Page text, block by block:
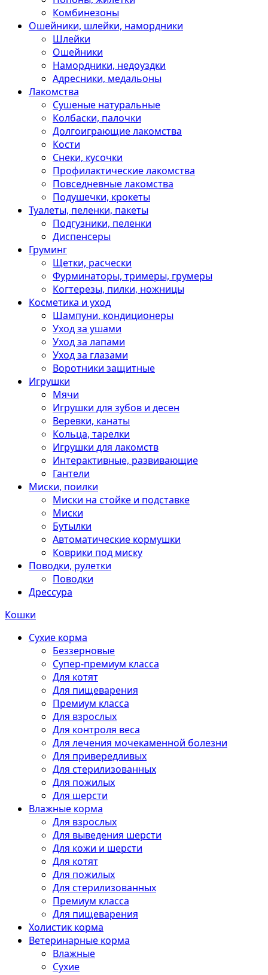
Комбинезоны
Ошейники, шлейки, намордники
Шлейки
Ошейники
Намордники, недоуздки
Адресники, медальоны
Лакомства
Сушеные натуральные
Колбаски, палочки
Долгоиграющие лакомства
Кости
Снеки, кусочки
Профилактические лакомства
Повседневные лакомства
Подушечки, крокеты
Туалеты, пеленки, пакеты
Подгузники, пеленки
Диспенсеры
Груминг
Щетки, расчески
Фурминаторы, тримеры, грумеры
Когтерезы, пилки, ножницы
Косметика и уход
Шампуни, кондиционеры
Уход за ушами
Уход за лапами
Уход за глазами
Воротники защитные
Игрушки
Мячи
Игрушки для зубов и десен
Веревки, канаты
Кольца, тарелки
Игрушки для лакомств
Интерактивные, развивающие
Гантели
Миски, поилки
Миски на стойке и подставке
Миски
Бутылки
Автоматические кормушки
Коврики под миску
Поводки, рулетки
Поводки
Дрессура
Кошки
Сухие корма
Беззерновые
Супер-премиум класса
Для котят
Для пищеварения
Премиум класса
Для взрослых
Для контроля веса
Для лечения мочекаменной болезни
Для привередливых
Для стерилизованных
Для пожилых
Для шерсти
Влажные корма
Для взрослых
Для выведения шерсти
Для кожи и шерсти
Для котят
Для пожилых
Для стерилизованных
Премиум класса
Для пищеварения
Холистик корма
Ветеринарные корма
Влажные
Сухие